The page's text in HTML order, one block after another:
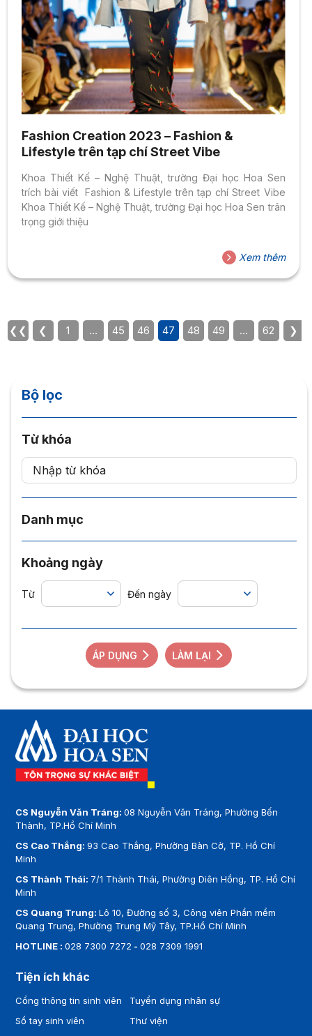
Fashion Creation 2023 – Fashion &
Lifestyle trên tạp chí Street Vibe
Khoa Thiết Kế – Nghệ Thuật, trường Đại học Hoa Sen
trích bài viết Fashion & Lifestyle trên tạp chí Street Vibe
Khoa Thiết Kế – Nghệ Thuật, trường Đại học Hoa Sen trân
trọng giới thiệu
Xem thêm
❮❮ ❮ 1 … 45 46 47 48 49 … 62 ❯
Bộ lọc
Từ khóa
Danh mục
Khoảng ngày
Từ Đến ngày
ÁP DỤNG LÀM LẠI
CS Nguyễn Văn Tráng:08 Nguyễn Văn Tráng, Phường Bến
Thành, TP.Hồ Chí Minh
CS Cao Thắng:93 Cao Thắng, Phường Bàn Cờ, TP. Hồ Chí
Minh
CS Thành Thái: 7/1 Thành Thái, Phường Diên Hồng, TP. Hồ Chí
Minh
CS Quang Trung:Lô 10, Đường số 3, Công viên Phần mềm
Quang Trung, Phường Trung Mỹ Tây, TP.Hồ Chí Minh
HOTLINE :028 7300 7272 -028 7309 1991
Tiện ích khác
Cổng thông tin sinh viên
Sổ tay sinh viên
Tuyển dụng nhân sự
Thư viện